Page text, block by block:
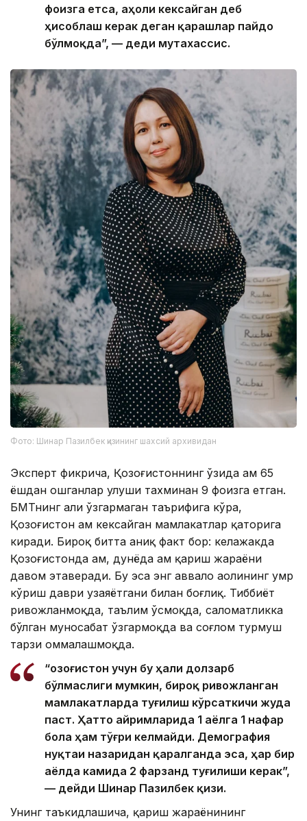
фоизга етса, аҳоли кексайган деб
ҳисоблаш керак деган қарашлар пайдо
бўлмоқда”, — деди мутахассис.
Фото: Шинар Пазилбек қизининг шахсий архивидан
Эксперт фикрича, Қозоғистоннинг ўзида ҳам 65
ёшдан ошганлар улуши тахминан 9 фоизга етган.
БМТнинг ҳали ўзгармаган таърифига кўра,
Қозоғистон ҳам кексайган мамлакатлар қаторига
киради. Бироқ битта аниқ факт бор: келажакда
Қозоғистонда ҳам, дунёда ҳам қариш жараёни
давом этаверади. Бу эса энг аввало аҳолининг умр
кўриш даври узаяётгани билан боғлиқ. Тиббиёт
ривожланмоқда, таълим ўсмоқда, саломатликка
бўлган муносабат ўзгармоқда ва соғлом турмуш
тарзи оммалашмоқда.
“Қозоғистон учун бу ҳали долзарб
бўлмаслиги мумкин, бироқ ривожланган
мамлакатларда туғилиш кўрсаткичи жуда
паст. Ҳатто айримларида 1 аёлга 1 нафар
бола ҳам тўғри келмайди. Демография
нуқтаи назаридан қаралганда эса, ҳар бир
аёлда камида 2 фарзанд туғилиши керак”,
— дейди Шинар Пазилбек қизи.
Унинг таъкидлашича, қариш жараёнининг